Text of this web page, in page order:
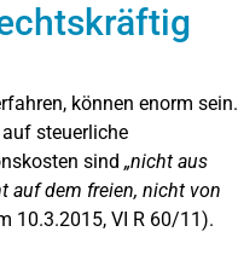
können enorm sein.
steuerliche
sind „nicht aus
auf dem freien, nicht von
10.3.2015, VI R 60/11).